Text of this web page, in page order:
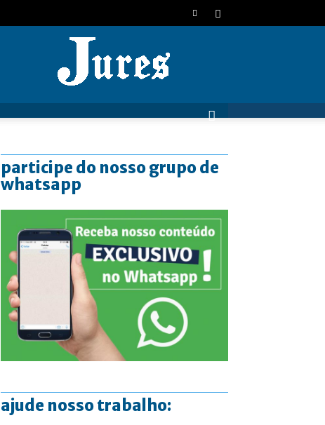
participe do nosso grupo de
whatsapp
ajude nosso trabalho: